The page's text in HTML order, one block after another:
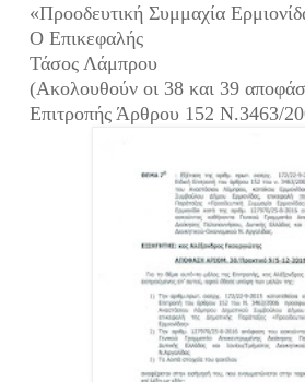
«Προοδευτική Συμμαχία
Ο Επικεφαλής
Τάσος Λάμπρου
(Ακολουθούν οι 38 και 39
Επιτροπής Άρθρου 152 Ν.3463/